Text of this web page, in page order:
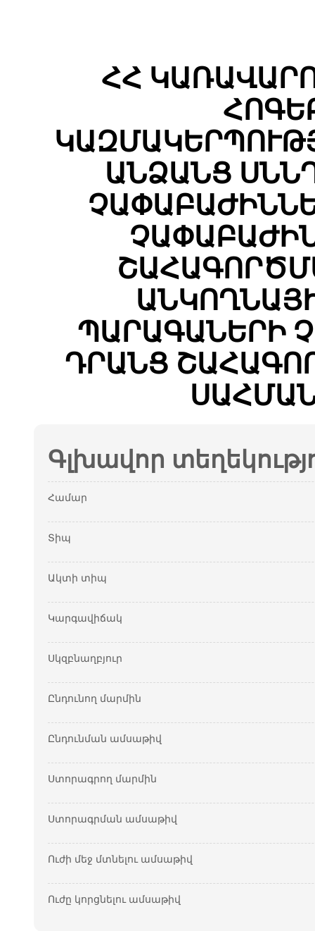
ՀՀ
ԱՆՁԱՆՑ
ՊԱՐԱԳԱՆԵՐԻ
ԴՐԱՆՑ
Գլխավոր
Համար
Տիպ
Ակտի տիպ
Կարգավիճակ
Սկզբնաղբյուր
Ընդունող մարմին
Ընդունման ամսաթիվ
Ստորագրող մարմին
Ստորագրման ամսաթիվ
Ուժի մեջ մտնելու ամսաթիվ
Ուժը կորցնելու ամսաթիվ